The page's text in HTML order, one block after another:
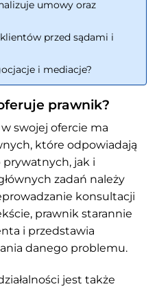
umowy oraz
przed sądami i
i mediacje?
prawnik?
w swojej ofercie ma
które odpowiadają
jak i
zadań należy
konsultacji
prawnik starannie
i przedstawia
danego problemu.
jest także